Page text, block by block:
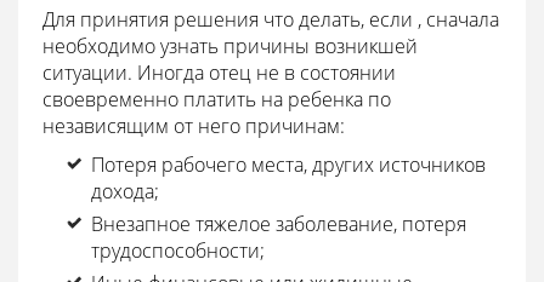
Для принятия решения что делать, если , сначала
необходимо узнать причины возникшей
ситуации. Иногда отец не в состоянии
своевременно платить на ребенка по
независящим от него причинам:
Потеря рабочего места, других источников
дохода;
Внезапное тяжелое заболевание, потеря
трудоспособности;